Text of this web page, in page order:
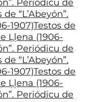
Periódicu de
“L’Abeyón”.
1907)Testos de
Ḷḷena (1906-
Periódicu de
“L’Abeyón”.
1907)Testos de
Ḷḷena (1906-
Periódicu de